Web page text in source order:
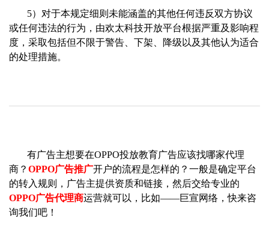
5）对于本规定细则未能涵盖的其他任何违反双方协议
或任何违法的行为，由欢太科技开放平台根据严重及影响程
度，采取包括但不限于警告、下架、降级以及其他认为适合
的处理措施。
有广告主想要在OPPO投放教育广告应该找哪家代理
商？ OPPO广告推广开户的流程是怎样的？一般是确定平台
的转入规则，广告主提供资质和链接，然后交给专业的
OPPO广告代理商运营就可以，比如——巨宣网络，快来咨
询我们吧！